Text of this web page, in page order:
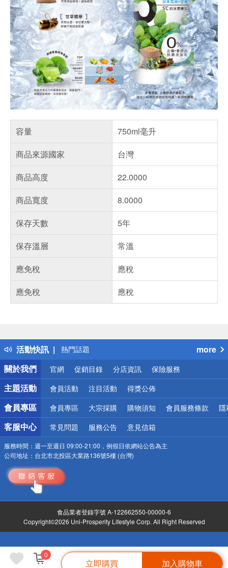
0
立即購買 加入購物車
容量
750ml毫升
商品來源國家
台灣
商品高度
22.0000
商品寬度
8.0000
保存天數
5年
保存溫層
常溫
應免稅
應稅
應免稅
應稅
活動快訊
得獎公告
熱門話題
銀行優惠
偏遠地區配送
詐騙網頁！請小心！
more
關於我們
官網 促銷目錄 分店資訊 保險服務
主題活動 會員活動 注目活動 得獎公佈
會員專區 會員專區 大宗採購 購物須知 會員服務條款 隱
客服中心 常見問題 服務公告 意見信箱
服務時間： 週一至週日 09:00-21:00，例假日依網站公告為主
公司地址： 台北市北投區大業路136號5樓 (台灣)
食品業者登錄字號 A-122662550-00000-6
Copyright©2026 Uni-Prosperity Lifestyle Corp. All Right Reserved